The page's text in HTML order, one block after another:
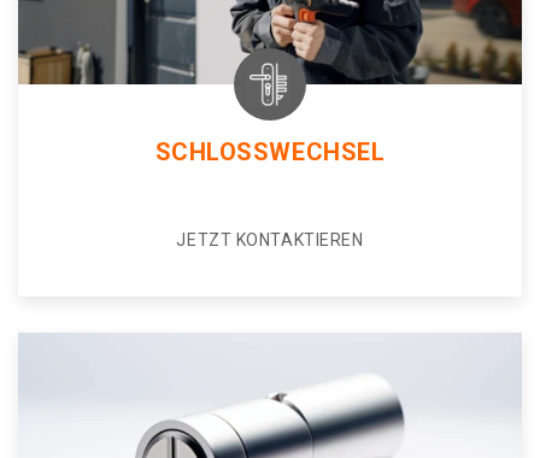
SCHLOSSWECHSEL
JETZT KONTAKTIEREN